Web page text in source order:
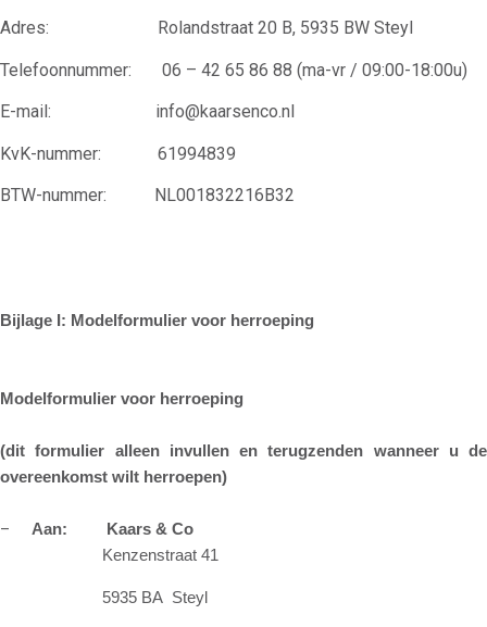
Adres: Rolandstraat 20 B, 5935 BW Steyl
Telefoonnummer: 06 – 42 65 86 88 (ma-vr / 09:00-18:00u)
E-mail: info@kaarsenco.nl
KvK-nummer: 61994839
BTW-nummer: NL001832216B32
Bijlage I: Modelformulier voor herroeping
Modelformulier voor herroeping
(dit formulier alleen invullen en terugzenden wanneer u de
overeenkomst wilt herroepen)
–
Aan: Kaars & Co
Kenzenstraat 41
5935 BA Steyl